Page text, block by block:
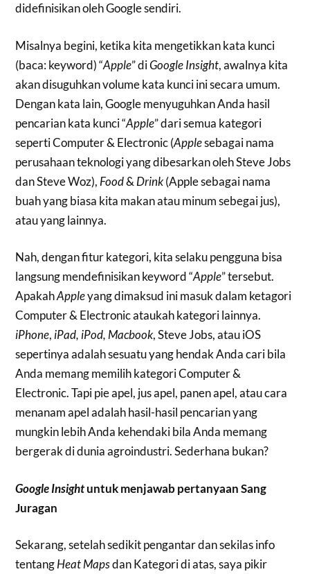
didefinisikan oleh Google sendiri.
Misalnya begini, ketika kita mengetikkan kata kunci
(baca: keyword) “Apple” diGoogle Insight, awalnya kita
akan disuguhkan volume kata kunci ini secara umum.
Dengan kata lain, Google menyuguhkan Anda hasil
pencarian kata kunci “Apple” dari semua kategori
seperti Computer & Electronic (Applesebagai nama
perusahaan teknologi yang dibesarkan oleh Steve Jobs
dan Steve Woz), Food& Drink(Apple sebagai nama
buah yang biasa kita makan atau minum sebegai jus),
atau yang lainnya.
Nah, dengan fitur kategori, kita selaku pengguna bisa
langsung mendefinisikan keyword “Apple” tersebut.
ApakahAppleyang dimaksud ini masuk dalam ketagori
Computer & Electronic ataukah kategori lainnya.
iPhone,iPad, iPod, Macbook, Steve Jobs, atau iOS
sepertinya adalah sesuatu yang hendak Anda cari bila
Anda memang memilih kategori Computer &
Electronic. Tapi pie apel, jus apel, panen apel, atau cara
menanam apel adalah hasil-hasil pencarian yang
mungkin lebih Anda kehendaki bila Anda memang
bergerak di dunia agroindustri. Sederhana bukan?
Google Insightuntuk menjawab pertanyaan Sang
Juragan
Sekarang, setelah sedikit pengantar dan sekilas info
tentangHeat Mapsdan Kategori di atas, saya pikir